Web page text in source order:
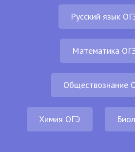
Русский язык
Математика
Обществознание
Химия ОГЭ